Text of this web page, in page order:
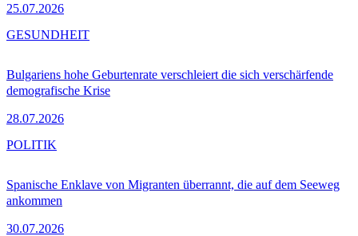
25.07.2026
Bulgariens hohe Geburtenrate verschleiert die sich verschärfende
demografische Krise
28.07.2026
GESUNDHEIT
Spanische Enklave von Migranten überrannt, die auf dem Seeweg
ankommen
30.07.2026
POLITIK